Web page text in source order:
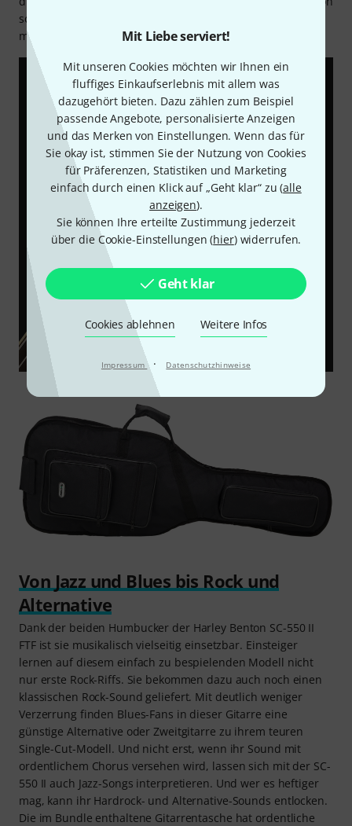
Mit Liebe serviert!
Mit unseren Cookies möchten wir Ihnen ein
fluffiges Einkaufserlebnis mit allem was
dazugehört bieten. Dazu zählen zum Beispiel
passende Angebote, personalisierte Anzeigen
und das Merken von Einstellungen. Wenn das für
Sie okay ist, stimmen Sie der Nutzung von Cookies
für Präferenzen, Statistiken und Marketing
einfach durch einen Klick auf „Geht klar“ zu (alle
anzeigen).
Sie können Ihre erteilte Zustimmung jederzeit
über die Cookie-Einstellungen (hier) widerrufen.
Geht klar
Cookies ablehnen Weitere Infos
Impressum · Datenschutzhinweise
so stets neue und innovative Produkte für den
musikalischen Alltag.
Von Jazz und Blues bis Rock und
Alternative
Dank der beiden Humbucker der Harley Benton SC-550 II
FTF ist sie musikalisch vielseitig einsetzbar. Einsteiger
lernen auf diesem einfach zu bespielenden Modell nicht
nur erste Rock-Riffs. Sie bekommen dazu auch noch einen
klassischen Rock-Sound geliefert. Mit deutlich weniger
Verzerrung finden Blues-Fans in dieser Gitarre eine
günstige Alternative oder Zweitgitarre zu ihrem teuren
Single-Cut-Modell. Und nicht erst, wenn ihr Sound mit
ordentlichem Chorus versehen wird, lassen sich mit der SC-
550 II auch Jazz-Songs interpretieren. Und wer es heftiger
mag, kann ihr Hardrock- und Alternative-Sounds entlocken.
Die im Bundle enthaltene Gitarrentasche hat ordentliche